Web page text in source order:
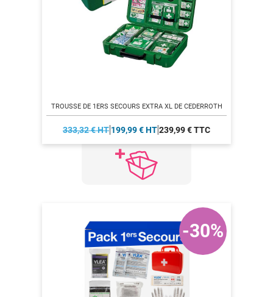
TROUSSE DE 1ERS SECOURS EXTRA XL DE CEDERROTH
333,32 € HT 199,99 € HT239,99 € TTC
-30%